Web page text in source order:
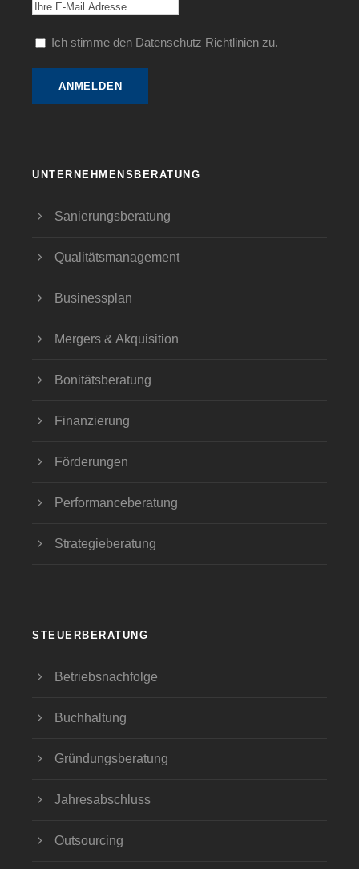
Ich stimme den Datenschutz Richtlinien zu.
UNTERNEHMENSBERATUNG
Sanierungsberatung
Qualitätsmanagement
Businessplan
Mergers & Akquisition
Bonitätsberatung
Finanzierung
Förderungen
Performanceberatung
Strategieberatung
STEUERBERATUNG
Betriebsnachfolge
Buchhaltung
Gründungsberatung
Jahresabschluss
Outsourcing